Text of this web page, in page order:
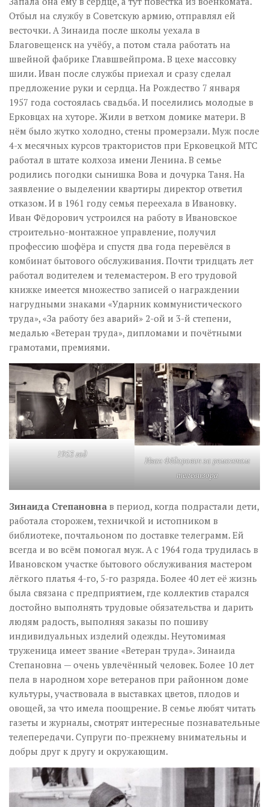
Отбыл на службу в Советскую армию, отправлял ей
весточки. А Зинаида после школы уехала в
Благовещенск на учёбу, а потом стала работать на
швейной фабрике Главшвейпрома. В цехе массовку
шили. Иван после службы приехал и сразу сделал
предложение руки и сердца. На Рождество 7 января
1957 года состоялась свадьба. И поселились молодые в
Ерковцах на хуторе. Жили в ветхом домике матери. В
нём было жутко холодно, стены промерзали. Муж после
4-х месячных курсов трактористов при Ерковецкой МТС
работал в штате колхоза имени Ленина. В семье
родились погодки сынишка Вова и дочурка Таня. На
заявление о выделении квартиры директор ответил
отказом. И в 1961 году семья переехала в Ивановку.
Иван Фёдорович устроился на работу в Ивановское
строительно-монтажное управление, получил
профессию шофёра и спустя два года перевёлся в
комбинат бытового обслуживания. Почти тридцать лет
работал водителем и телемастером. В его трудовой
книжке имеется множество записей о награждении
нагрудными знаками «Ударник коммунистического
труда», «За работу без аварий» 2-ой и 3-й степени,
медалью «Ветеран труда», дипломами и почётными
грамотами, премиями.
1953 год
Иван Фёдорович за ремонтом
телевизора
Зинаида Степановна в период, когда подрастали дети,
работала сторожем, техничкой и истопником в
библиотеке, почтальоном по доставке телеграмм. Ей
всегда и во всём помогал муж. А с 1964 года трудилась в
Ивановском участке бытового обслуживания мастером
лёгкого платья 4-го, 5-го разряда. Более 40 лет её жизнь
была связана с предприятием, где коллектив старался
достойно выполнять трудовые обязательства и дарить
людям радость, выполняя заказы по пошиву
индивидуальных изделий одежды. Неутомимая
труженица имеет звание «Ветеран труда». Зинаида
Степановна — очень увлечённый человек. Более 10 лет
пела в народном хоре ветеранов при районном доме
культуры, участвовала в выставках цветов, плодов и
овощей, за что имела поощрение. В семье любят читать
газеты и журналы, смотрят интересные познавательные
телепередачи. Супруги по-прежнему внимательны и
добры друг к другу и окружающим.